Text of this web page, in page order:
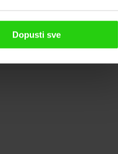
Dopusti sve